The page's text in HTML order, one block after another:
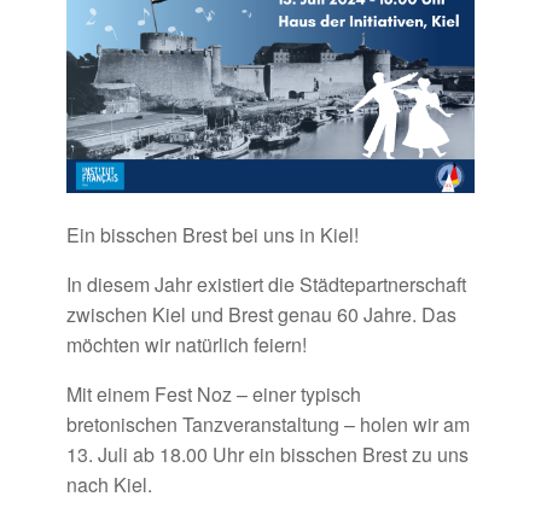
Ein bisschen Brest bei uns in Kiel!
In diesem Jahr existiert die Städtepartnerschaft
zwischen Kiel und Brest genau 60 Jahre. Das
möchten wir natürlich feiern!
Mit einem Fest Noz – einer typisch
bretonischen Tanzveranstaltung – holen wir am
13. Juli ab 18.00 Uhr ein bisschen Brest zu uns
nach Kiel.